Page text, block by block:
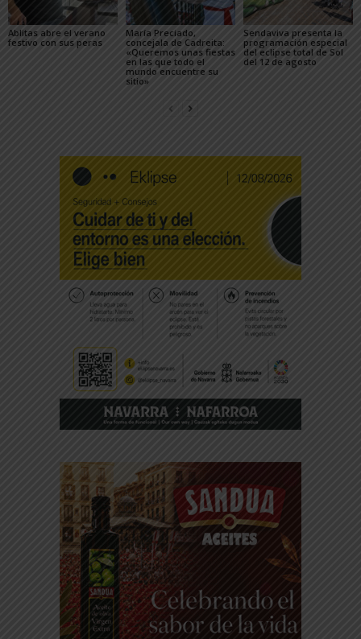
Ablitas abre el verano
festivo con sus peras
María Preciado,
concejala de Cadreita:
«Queremos unas fiestas
en las que todo el
mundo encuentre su
sitio»
Sendaviva presenta la
programación especial
del eclipse total de Sol
del 12 de agosto